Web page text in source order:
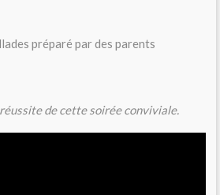
préparé par des parents
de cette soirée conviviale.